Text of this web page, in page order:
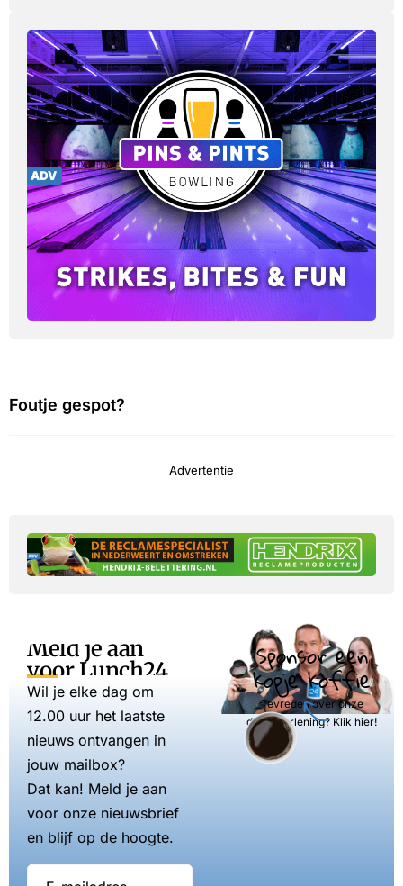
Foutje gespot?
Advertentie
Meld je aan
voor Lunch24
Wil je elke dag om
12.00 uur het laatste
nieuws ontvangen in
jouw mailbox?
Dat kan! Meld je aan
voor onze nieuwsbrief
en blijf op de hoogte.
Sponsor een
kopje koffie
Tevreden over onze
dienstverlening? Klik hier!